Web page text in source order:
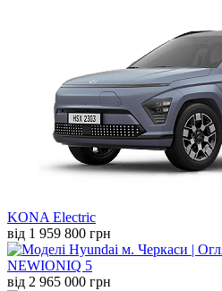
KONA Electric
від 1 959 800 грн
NEWIONIQ 5
від 2 965 000 грн